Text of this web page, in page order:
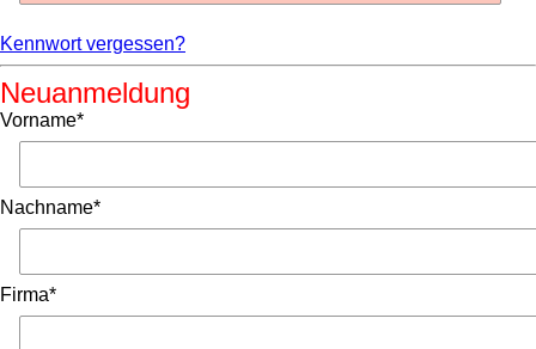
Kennwort vergessen?
Neuanmeldung
Vorname*
Nachname*
Firma*